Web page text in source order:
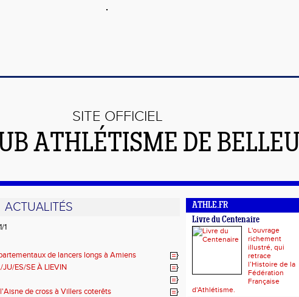
SITE OFFICIEL
ATHLÉTISME DE BELLEU
ACTUALITÉS
1
de lancers longs à Amiens
ES/SE À LIEVIN
de cross à Villers coterêts
ATHLE.FR
Livre du Centenaire
L'ouvrage
richement
illustré, qui
retrace
l’Histoire de la
Fédération
Française
d'Athlétisme.